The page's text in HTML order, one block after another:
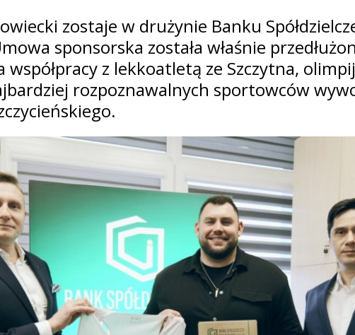
zostaje w drużynie Banku
sponsorska została właśnie
współpracy z lekkoatletą ze Szczytna,
rozpoznawalnych sportowców